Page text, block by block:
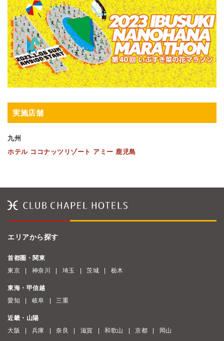
実施店舗
九州
ホテル ココナッツリゾート アミー 鹿児島
エリアから探す
首都圏・関東
東京
神奈川 埼玉 茨城 栃木
東海・甲信越
愛知
岐阜 三重
近畿・山陽
大阪
兵庫 奈良 滋賀 和歌山 京都 岡山